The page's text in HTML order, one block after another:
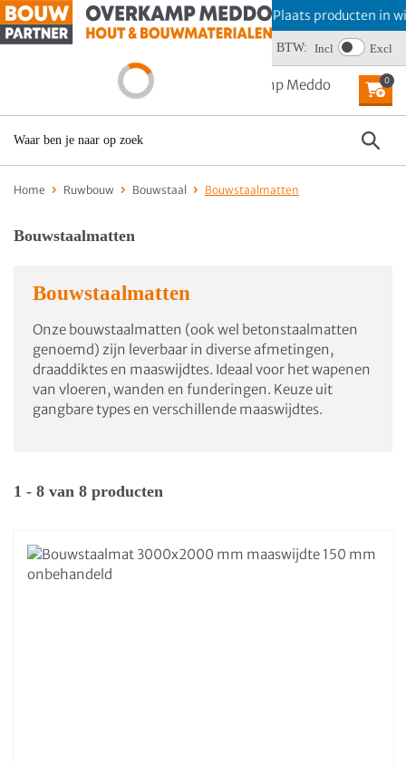
Offerte aanvragen? Plaats producten in
Wij scoren een 4,6 BTW: Incl Excl
0
Home Ruwbouw Bouwstaal Bouwstaalmatten
Bouwstaalmatten
Bouwstaalmatten
Onze bouwstaalmatten (ook wel betonstaalmatten
genoemd) zijn leverbaar in diverse afmetingen,
draaddiktes en maaswijdtes. Ideaal voor het wapenen
van vloeren, wanden en funderingen. Keuze uit
gangbare types en verschillende maaswijdtes.
1 - 8 van 8 producten